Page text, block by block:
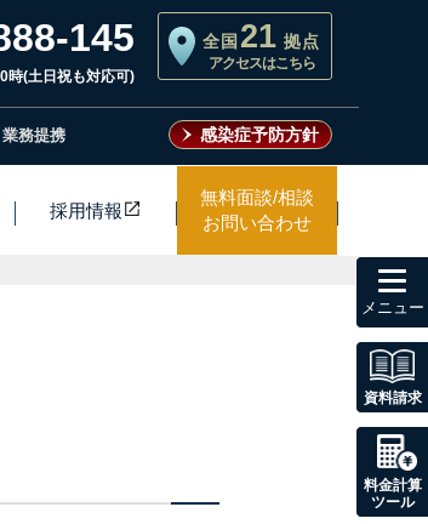
145
時(土日祝も対応可)
全国 21 拠点
アクセスはこちら
業務提携 感染症予防方針
採用情報
無料面談/相談
お問い合わせ
資料請求
料金計算
ツール